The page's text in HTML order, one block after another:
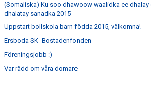
(Somaliska) Ku soo dhawoow waalidka ee dhalay
dhalatay sanadka 2015
Uppstart bollskola barn födda 2015, välkomna!
Ersboda SK- Bostadenfonden
Föreningsjobb :)
Var rädd om våra domare